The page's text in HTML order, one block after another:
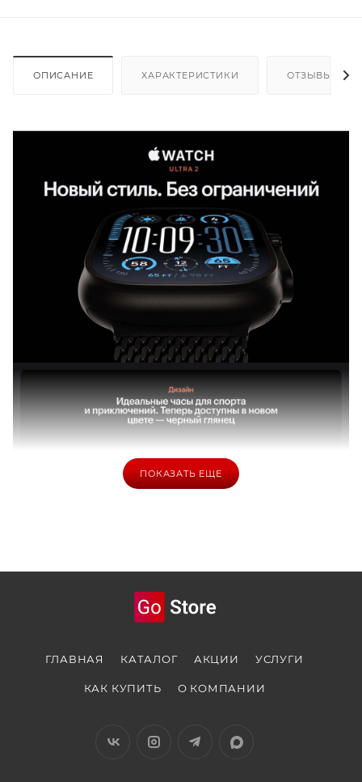
ОПИСАНИЕ ХАРАКТЕРИСТИКИ ОТЗЫВЫ
ПОКАЗАТЬ ЕЩЕ
ГЛАВНАЯ КАТАЛОГ АКЦИИ УСЛУГИ
КАК КУПИТЬ О КОМПАНИИ